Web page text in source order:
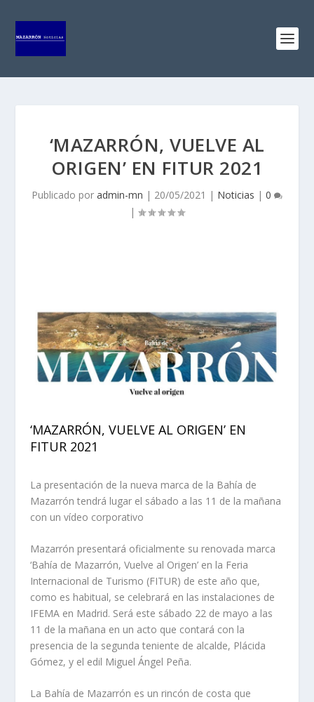
‘MAZARRÓN, VUELVE AL
ORIGEN’ EN FITUR 2021
Publicado por admin-mn | 20/05/2021 | Noticias | 0
|
‘MAZARRÓN, VUELVE AL ORIGEN’ EN
FITUR 2021
La presentación de la nueva marca de la Bahía de
Mazarrón tendrá lugar el sábado a las 11 de la mañana
con un vídeo corporativo
Mazarrón presentará oficialmente su renovada marca
‘Bahía de Mazarrón, Vuelve al Origen’ en la Feria
Internacional de Turismo (FITUR) de este año que,
como es habitual, se celebrará en las instalaciones de
IFEMA en Madrid. Será este sábado 22 de mayo a las
11 de la mañana en un acto que contará con la
presencia de la segunda teniente de alcalde, Plácida
Gómez, y el edil Miguel Ángel Peña.
La Bahía de Mazarrón es un rincón de costa que